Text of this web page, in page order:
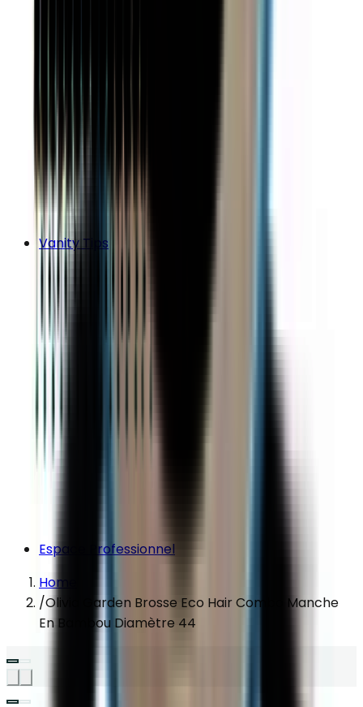
Vanity Tips
Espace Professionnel
Home
/Olivia Garden Brosse Eco Hair Combo Manche
En Bambou Diamètre 44